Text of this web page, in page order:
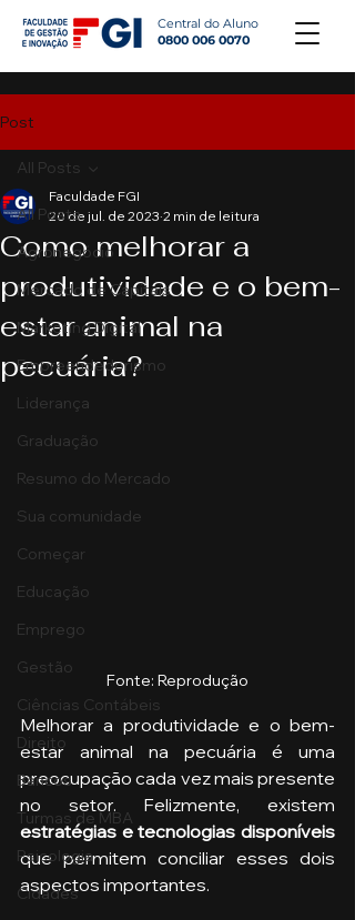
Central do Aluno
0800 006 0070
Post
All Posts
Agronegócio
Mercado de Capitais
Marketing Digital
Empreendedorismo
Liderança
Graduação
Resumo do Mercado
Sua comunidade
Começar
Educação
Emprego
Gestão
Ciências Contábeis
Direito
Bancos
Turmas de MBA
Psicologia
Cidades
All Posts
Como melhorar a
produtividade e o bem-
estar animal na
pecuária?
Faculdade FGI
20 de jul. de 2023 2 min de leitura
Fonte: Reprodução
Melhorar a produtividade e o bem-
estar animal na pecuária é uma
preocupação cada vez mais presente
estratégias e tecnologias disponíveis
que permitem conciliar esses dois
aspectos importantes.